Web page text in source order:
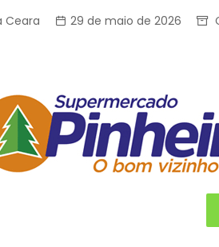
Ceara 29 de maio de 2026